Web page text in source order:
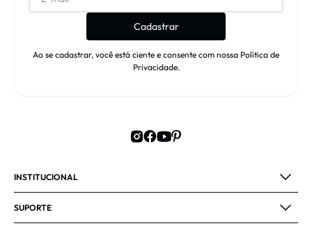
Cadastrar
Ao se cadastrar, você está ciente e consente com nossa Política de
Privacidade.
INSTITUCIONAL
SUPORTE